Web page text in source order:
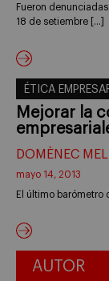
Fueron
18 de setiembre […]
ÉTICA
Mejorar la
DOMÈNEC
mayo 14, 2013
El último barómetro
AUTOR